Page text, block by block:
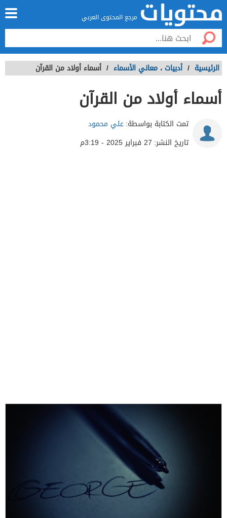
مرجع المحتوى العربي
الرئيسية / أدبيات ، معاني الأسماء / أسماء أولاد من القرآن
أسماء أولاد من القرآن
تمت الكتابة بواسطة:علي محمود
تاريخ النشر: 27 فبراير 2025 - 3:19م